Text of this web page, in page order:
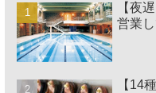
【夜
営業
【14